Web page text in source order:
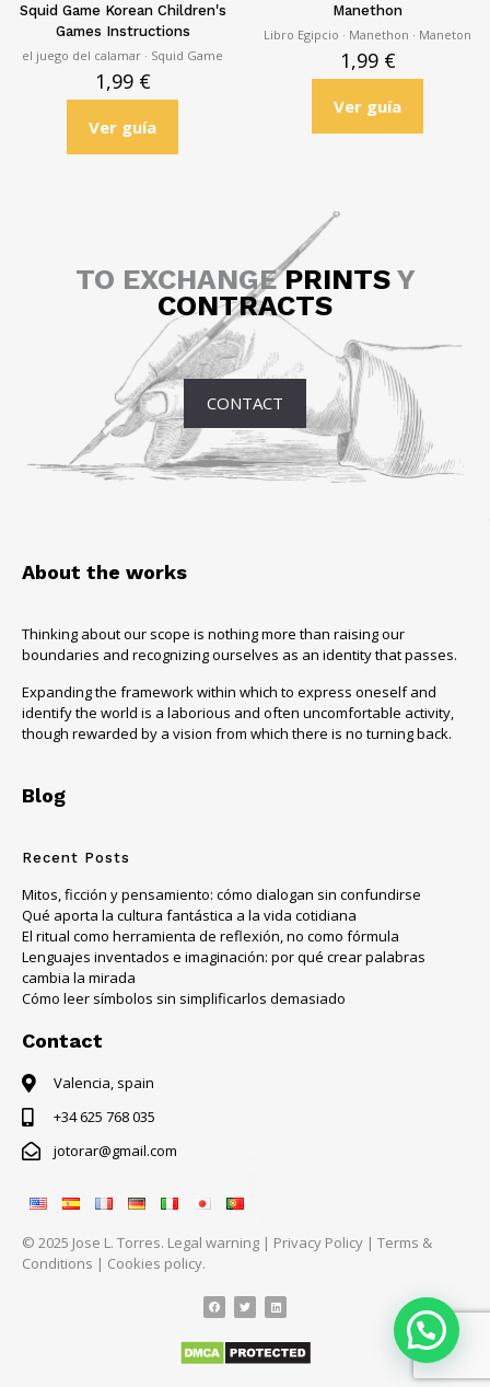
Squid Game Korean Children's
Games Instructions
el juego del calamar · Squid Game
1,99 €
Ver guía
Manethon
Libro Egipcio · Manethon · Maneton
1,99 €
Ver guía
TO EXCHANGEPRINTS Y
CONTRACTS
CONTACT
About the works
Thinking about our scope is nothing more than raising our
boundaries and recognizing ourselves as an identity that passes.
Expanding the framework within which to express oneself and
identify the world is a laborious and often uncomfortable activity,
though rewarded by a vision from which there is no turning back.
Blog
Recent Posts
Mitos, ficción y pensamiento: cómo dialogan sin confundirse
Qué aporta la cultura fantástica a la vida cotidiana
El ritual como herramienta de reflexión, no como fórmula
Lenguajes inventados e imaginación: por qué crear palabras
cambia la mirada
Cómo leer símbolos sin simplificarlos demasiado
Contact
Valencia, spain
+34 625 768 035
jotorar@gmail.com
© 2025 Jose L. Torres. Legal warning | Privacy Policy | Terms &
Conditions | Cookies policy.